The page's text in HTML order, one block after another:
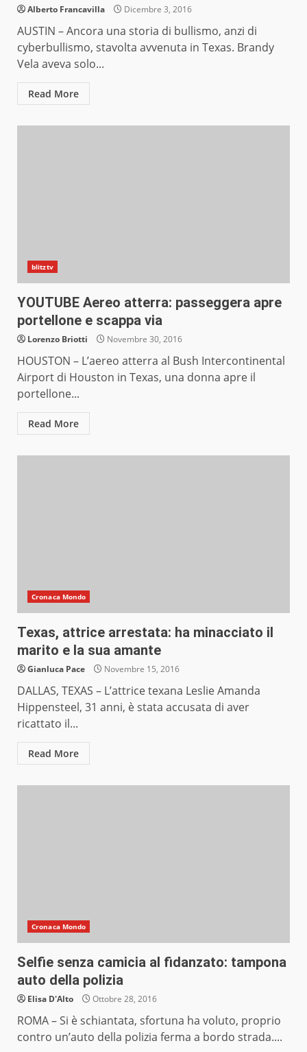
Alberto Francavilla Dicembre 3, 2016
AUSTIN – Ancora una storia di bullismo, anzi di
cyberbullismo, stavolta avvenuta in Texas. Brandy
Vela aveva solo...
Read More
blitztv
YOUTUBE Aereo atterra: passeggera apre
portellone e scappa via
Lorenzo Briotti Novembre 30, 2016
HOUSTON – L’aereo atterra al Bush Intercontinental
Airport di Houston in Texas, una donna apre il
portellone...
Read More
Cronaca Mondo
Texas, attrice arrestata: ha minacciato il
marito e la sua amante
Gianluca Pace Novembre 15, 2016
DALLAS, TEXAS – L’attrice texana Leslie Amanda
Hippensteel, 31 anni, è stata accusata di aver
ricattato il...
Read More
Cronaca Mondo
Selfie senza camicia al fidanzato: tampona
auto della polizia
Elisa D'Alto Ottobre 28, 2016
ROMA – Si è schiantata, sfortuna ha voluto, proprio
contro un’auto della polizia ferma a bordo strada....